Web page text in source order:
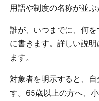
用語や制度の名称が並ぶ
誰が、いつまでに、何
に書きます。詳しい説
ます。
対象者を明示すると、
す。65歳以上の方へ、